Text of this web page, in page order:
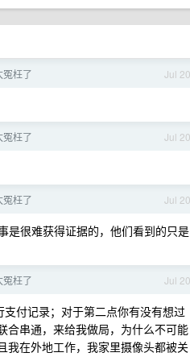
Jul 20
枉了
Jul 20
枉了
Jul 20
枉了
是很难获得证据的，他们看到的只是
Jul 20
枉了
付记录；对于第二点你有没有想过
合串通，来给我做局，为什么不可能
我在外地工作，我家里摄像头都被关